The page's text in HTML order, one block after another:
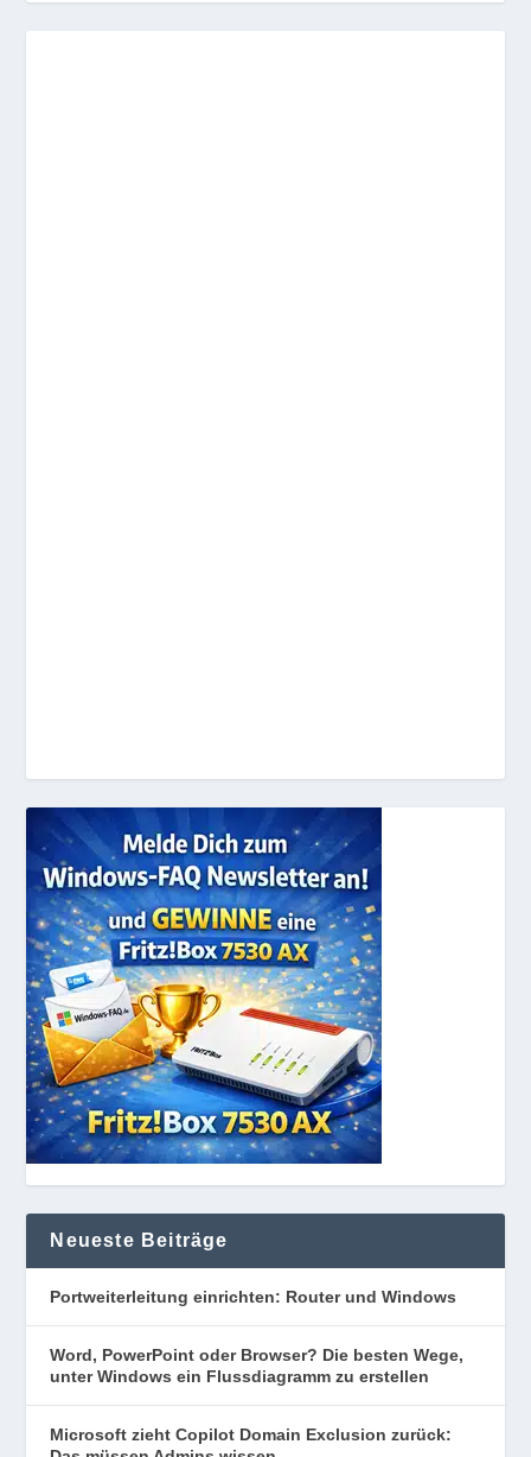
Neueste Beiträge
Portweiterleitung einrichten: Router und Windows
Word, PowerPoint oder Browser? Die besten Wege,
unter Windows ein Flussdiagramm zu erstellen
Microsoft zieht Copilot Domain Exclusion zurück: